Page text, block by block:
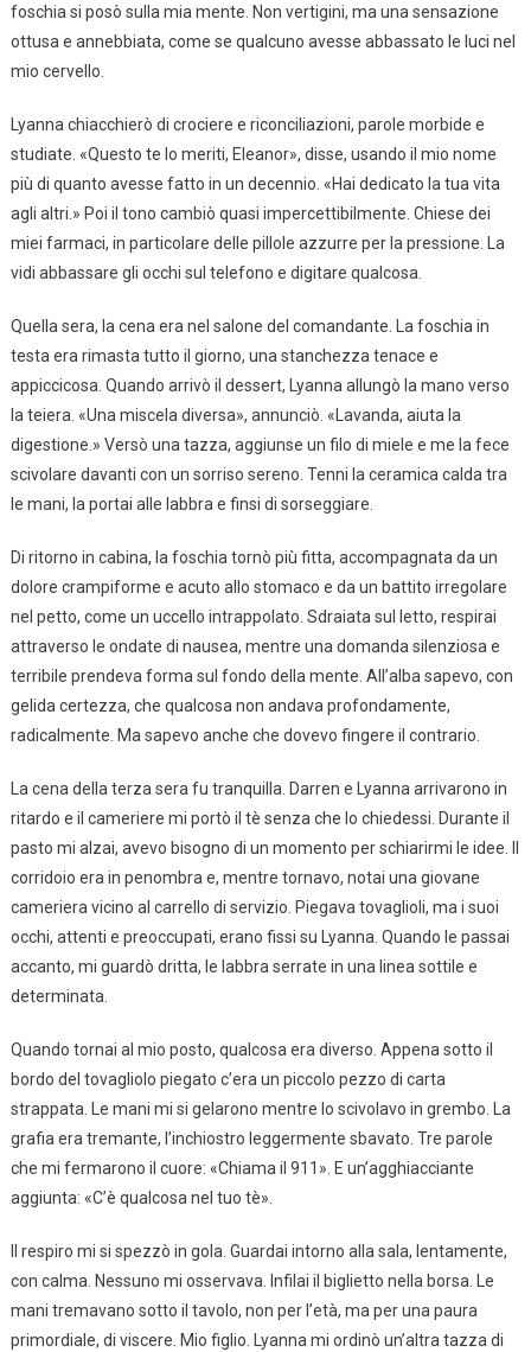
foschia si posò sulla mia mente. Non vertigini, ma una sensazione
ottusa e annebbiata, come se qualcuno avesse abbassato le luci nel
mio cervello.
Lyanna chiacchierò di crociere e riconciliazioni, parole morbide e
studiate. «Questo te lo meriti, Eleanor», disse, usando il mio nome
più di quanto avesse fatto in un decennio. «Hai dedicato la tua vita
agli altri.» Poi il tono cambiò quasi impercettibilmente. Chiese dei
miei farmaci, in particolare delle pillole azzurre per la pressione. La
vidi abbassare gli occhi sul telefono e digitare qualcosa.
Quella sera, la cena era nel salone del comandante. La foschia in
testa era rimasta tutto il giorno, una stanchezza tenace e
appiccicosa. Quando arrivò il dessert, Lyanna allungò la mano verso
la teiera. «Una miscela diversa», annunciò. «Lavanda, aiuta la
digestione.» Versò una tazza, aggiunse un filo di miele e me la fece
scivolare davanti con un sorriso sereno. Tenni la ceramica calda tra
le mani, la portai alle labbra e finsi di sorseggiare.
Di ritorno in cabina, la foschia tornò più fitta, accompagnata da un
dolore crampiforme e acuto allo stomaco e da un battito irregolare
nel petto, come un uccello intrappolato. Sdraiata sul letto, respirai
attraverso le ondate di nausea, mentre una domanda silenziosa e
terribile prendeva forma sul fondo della mente. All’alba sapevo, con
gelida certezza, che qualcosa non andava profondamente,
radicalmente. Ma sapevo anche che dovevo fingere il contrario.
La cena della terza sera fu tranquilla. Darren e Lyanna arrivarono in
ritardo e il cameriere mi portò il tè senza che lo chiedessi. Durante il
pasto mi alzai, avevo bisogno di un momento per schiarirmi le idee. Il
corridoio era in penombra e, mentre tornavo, notai una giovane
cameriera vicino al carrello di servizio. Piegava tovaglioli, ma i suoi
occhi, attenti e preoccupati, erano fissi su Lyanna. Quando le passai
accanto, mi guardò dritta, le labbra serrate in una linea sottile e
determinata.
Quando tornai al mio posto, qualcosa era diverso. Appena sotto il
bordo del tovagliolo piegato c’era un piccolo pezzo di carta
strappata. Le mani mi si gelarono mentre lo scivolavo in grembo. La
grafia era tremante, l’inchiostro leggermente sbavato. Tre parole
che mi fermarono il cuore: «Chiama il 911». E un’agghiacciante
aggiunta: «C’è qualcosa nel tuo tè».
Il respiro mi si spezzò in gola. Guardai intorno alla sala, lentamente,
con calma. Nessuno mi osservava. Infilai il biglietto nella borsa. Le
mani tremavano sotto il tavolo, non per l’età, ma per una paura
primordiale, di viscere. Mio figlio. Lyanna mi ordinò un’altra tazza di